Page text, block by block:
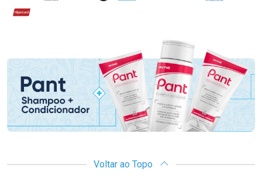
Hipercard
Promoção em Destaque
Voltar ao Topo